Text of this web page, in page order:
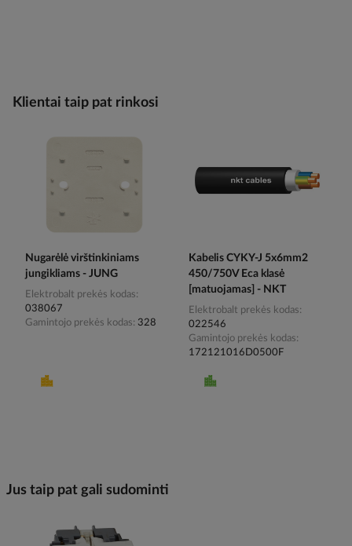
Klientai taip pat rinkosi
Nugarėlė virštinkiniams
jungikliams - JUNG
Elektrobalt prekės kodas
038067
Gamintojo prekės kodas
328
Kabelis CYKY-J 5x6mm2
450/750V Eca klasė
[matuojamas] - NKT
Elektrobalt prekės kodas
022546
Gamintojo prekės kodas
172121016D0500F
Jus taip pat gali sudominti